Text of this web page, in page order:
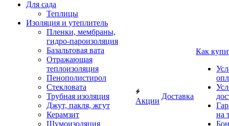
Для сада
Теплицы
Изоляция и утеплитель
Пленки, мембраны,
гидро-пароизоляция
Базальтовая вата
Отражающая
теплоизоляция
Пенополистирол
Стекловата
Трубная изоляция
Джут, пакля, жгут
Керамзит
Шумоизоляция
Акции
Доставка
Как
на